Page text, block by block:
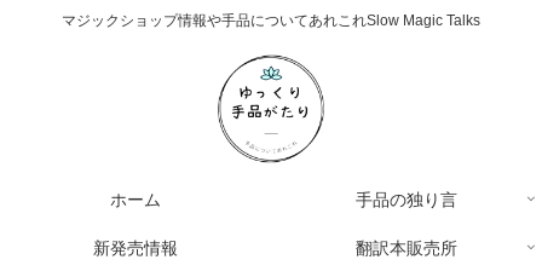
マジックショップ情報や手品についてあれこれSlow Magic Talks
ホーム 手品の独り言
新発売情報 翻訳本販売所